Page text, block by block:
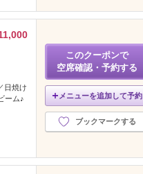
日焼け
ーム♪
このクーポンで
空席確認・予約する
メニューを追加して予約
ブックマークする